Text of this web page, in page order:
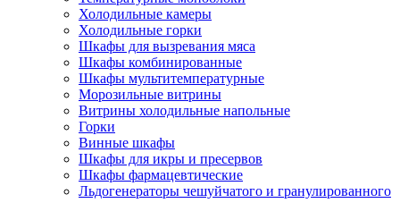
Холодильные камеры
Холодильные горки
Шкафы для вызревания мяса
Шкафы комбинированные
Шкафы мультитемпературные
Морозильные витрины
Витрины холодильные напольные
Горки
Винные шкафы
Шкафы для икры и пресервов
Шкафы фармацевтические
Льдогенераторы чешуйчатого и гранулированного